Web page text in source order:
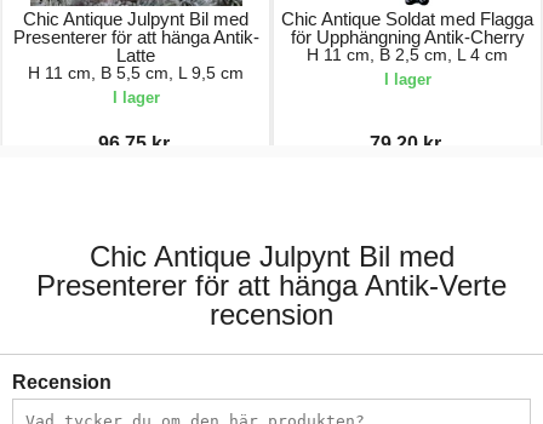
Chic Antique Julpynt Bil med
Presenterer för att hänga Antik-
Latte
H 11 cm, B 5,5 cm, L 9,5 cm
I lager
96,75 kr.
Chic Antique Soldat med Flagga
för Upphängning Antik-Cherry
H 11 cm, B 2,5 cm, L 4 cm
I lager
79,20 kr.
Chic Antique Julpynt Bil med
Presenterer för att hänga Antik-Verte
recension
Recension